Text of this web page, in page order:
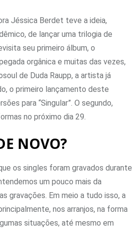
Jéssica Berdet teve a ideia,
de lançar uma trilogia de
seu primeiro álbum, o
orgânica e muitas das vezes,
de Duda Raupp, a artista já
o primeiro lançamento deste
para “Singular”. O segundo,
no próximo dia 29.
NOVO?
os singles foram gravados durante
um pouco mais da
gravações. Em meio a tudo isso, a
nos arranjos, na forma
situações, até mesmo em